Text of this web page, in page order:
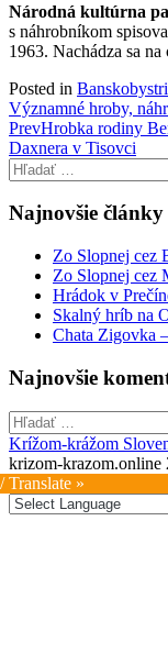
Národná kultúrna
s náhrobníkom
1963. Nachádza sa na
Posted in
Významné hroby,
Post
navigation
PrevHrobka rodiny
Daxnera v Tisovci
Hľadať:
Najnovšie články
Zo Slopnej cez
Zo Slopnej cez
Hrádok v
Skalný hríb na
Chata Zigovka
Najnovšie
Hľadať:
Krížom-krážom
krizom-krazom.online
Translate »